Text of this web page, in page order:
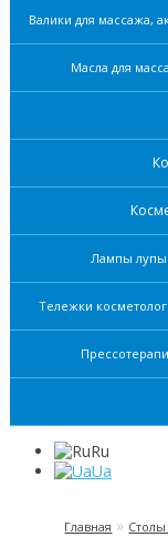
Валики для массажа,
Масла для
Лампы лупы
Тележки
Ru
Ua
Главная »